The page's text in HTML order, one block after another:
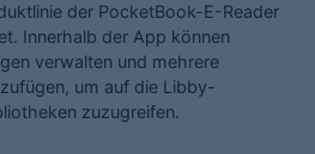
der PocketBook-E-Reader
Innerhalb der App können
verwalten und mehrere
um auf die Libby-
zuzugreifen.